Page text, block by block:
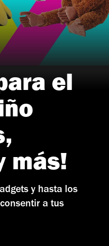
el
más!
y hasta los
a tus